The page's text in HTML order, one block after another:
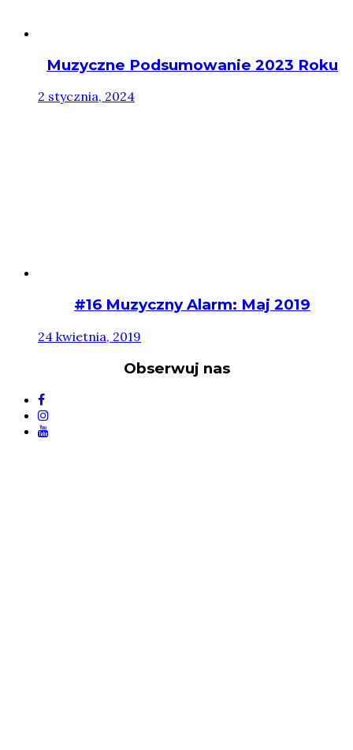
Muzyczne Podsumowanie 2023 Roku
2 stycznia, 2024
#16 Muzyczny Alarm: Maj 2019
24 kwietnia, 2019
Obserwuj nas